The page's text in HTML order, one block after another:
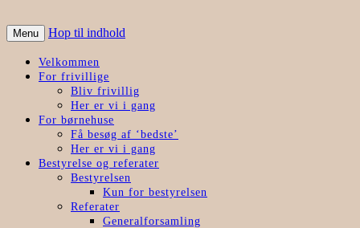
Menu Hop til indhold
Velkommen
For frivillige
Bliv frivillig
Her er vi i gang
For børnehuse
Få besøg af ‘bedste’
Her er vi i gang
Bestyrelse og referater
Bestyrelsen
Kun for bestyrelsen
Referater
Generalforsamling